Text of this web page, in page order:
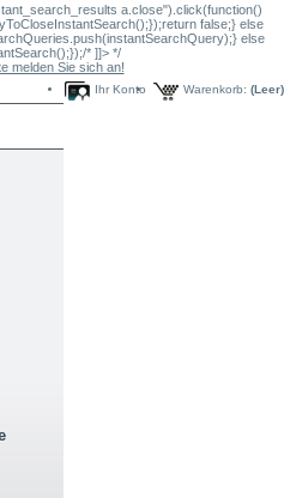
a.close").click(function()
false;} else
else
* ]]> */
melden Sie sich an!
Warenkorb: (Leer)
Ihr Konto